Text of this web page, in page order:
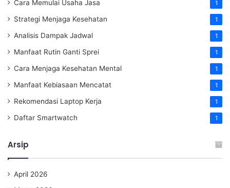
Cara Memulai Usaha Jasa 1
Strategi Menjaga Kesehatan 1
Analisis Dampak Jadwal 1
Manfaat Rutin Ganti Sprei 1
Cara Menjaga Kesehatan Mental 1
Manfaat Kebiasaan Mencatat 1
Rekomendasi Laptop Kerja 1
Daftar Smartwatch 1
Arsip
April 2026